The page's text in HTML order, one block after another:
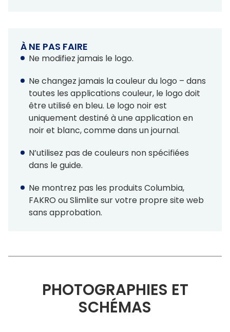
À NE PAS FAIRE
Ne modifiez jamais le logo.
Ne changez jamais la couleur du logo – dans
toutes les applications couleur, le logo doit
être utilisé en bleu. Le logo noir est
uniquement destiné à une application en
noir et blanc, comme dans un journal.
N’utilisez pas de couleurs non spécifiées
dans le guide.
Ne montrez pas les produits Columbia,
FAKRO ou Slimlite sur votre propre site web
sans approbation.
PHOTOGRAPHIES ET
SCHÉMAS